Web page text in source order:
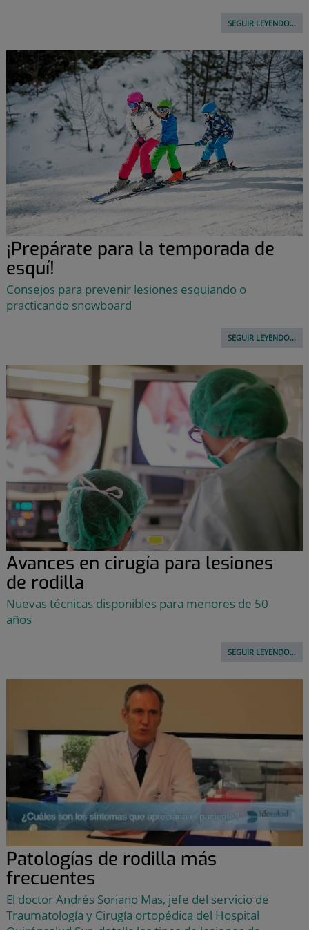
SEGUIR LEYENDO...
¡Prepárate para la temporada de
esquí!
Consejos para prevenir lesiones esquiando o
practicando snowboard
SEGUIR LEYENDO...
Avances en cirugía para lesiones
de rodilla
Nuevas técnicas disponibles para menores de 50
años
SEGUIR LEYENDO...
Patologías de rodilla más
frecuentes
El doctor Andrés Soriano Mas, jefe del servicio de
Traumatología y Cirugía ortopédica del Hospital